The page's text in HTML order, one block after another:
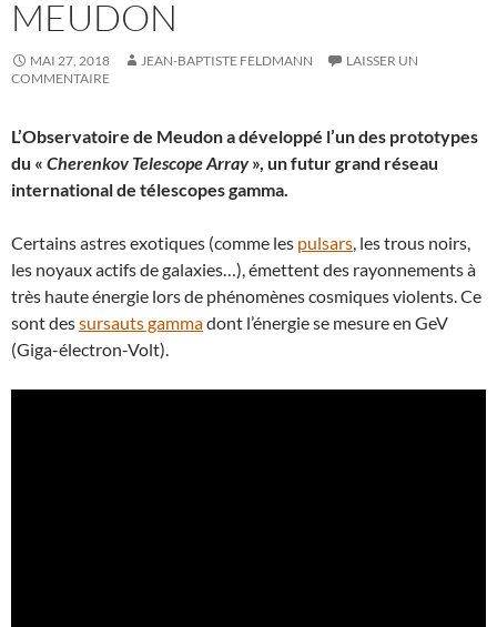
MEUDON
MAI 27, 2018 JEAN-BAPTISTE FELDMANN
LAISSER UN
COMMENTAIRE
L’Observatoire de Meudon a développé l’un des prototypes
du « Cherenkov Telescope Array», un futur grand réseau
international de télescopes gamma.
Certains astres exotiques (comme les pulsars, les trous noirs,
les noyaux actifs de galaxies…), émettent des rayonnements à
très haute énergie lors de phénomènes cosmiques violents. Ce
sont dessursauts gammadont l’énergie se mesure en GeV
(Giga-électron-Volt).